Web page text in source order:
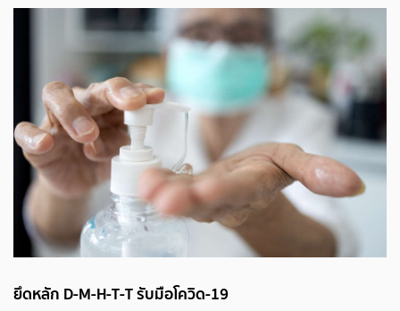
ยึดหลัก D-M-H-T-T รับมือโควิด-19